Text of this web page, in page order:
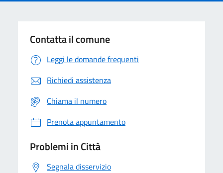
Contatta il comune
Leggi le domande frequenti
Richiedi assistenza
Chiama il numero
Prenota appuntamento
Problemi in Città
Segnala disservizio